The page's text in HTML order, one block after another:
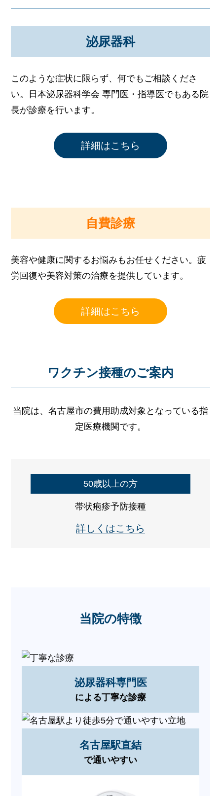
泌尿器科
このような症状に限らず、何でもご相談くださ
い。
日本泌尿器科学会 専門医・指導医でもある院
長が診療を行います。
詳細はこちら
自費診療
美容や健康に関するお悩みもお任せください。疲
労回復や美容対策の治療を提供しています。
詳細はこちら
ワクチン接種のご案内
当院は、名古屋市の費用助成対象となっている指
定医療機関です。
50歳以上の方
帯状疱疹予防接種
詳しくはこちら
当院の特徴
泌尿器科専門医
による丁寧な診療
名古屋駅直結
で通いやすい